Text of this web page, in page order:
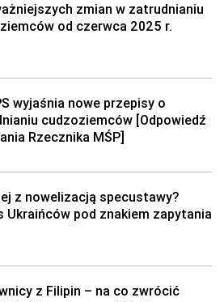
zmian w zatrudnianiu
od czerwca 2025 r.
wyjaśnia nowe przepisy o
cudzoziemców [Odpowiedź
Rzecznika MŚP]
z nowelizacją specustawy?
Ukraińców pod znakiem zapytania
z Filipin – na co zwrócić